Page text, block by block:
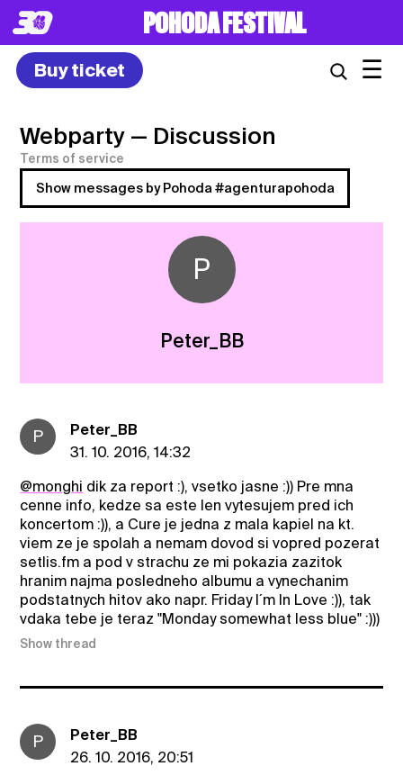
8. – 10.7.2027
Buy ticket ☰
Webparty — Discussion
Terms of service
Show messages by Pohoda #agenturapohoda
P
Peter_BB
P
Peter_BB
31. 10. 2016, 14:32
@monghi dik za report :), vsetko jasne :)) Pre mna
cenne info, kedze sa este len vytesujem pred ich
koncertom :)), a Cure je jedna z mala kapiel na kt.
viem ze je spolah a nemam dovod si vopred pozerat
setlis.fm a pod v strachu ze mi pokazia zazitok
hranim najma posledneho albumu a vynechanim
podstatnych hitov ako napr. Friday I´m In Love :)), tak
vdaka tebe je teraz "Monday somewhat less blue" :)))
Show thread
P
Peter_BB
26. 10. 2016, 20:51